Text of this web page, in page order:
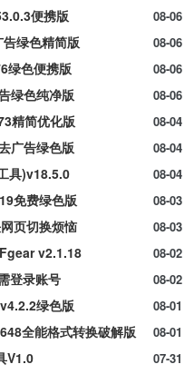
08-06
便携版
08-06
绿色精简版
08-06
绿色便携版
08-06
绿色纯净版
08-04
精简优化版
08-04
广告绿色版
08-04
具)v18.5.0
08-03
免费绿色版
08-03
页切换烦恼
08-02
v2.1.18
08-02
登录账号
08-01
绿色版
08-01
全能格式转换破解版
07-31
V1.0